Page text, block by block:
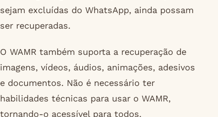
sejam excluídas do WhatsApp, ainda possam
ser recuperadas.
O WAMR também suporta a recuperação de
imagens, vídeos, áudios, animações, adesivos
e documentos. Não é necessário ter
habilidades técnicas para usar o WAMR,
tornando-o acessível para todos.